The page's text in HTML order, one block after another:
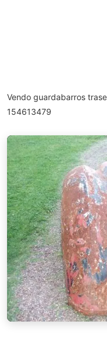
Vendo guardabarros
154613479